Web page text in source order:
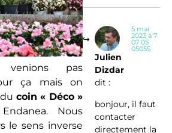
pas
ça mais on
coin « Déco »
Nous
le sens inverse
Julien
Dizdar
dit :
5 mai
2023 à 7
07 05
05055
bonjour, il faut
contacter
directement la